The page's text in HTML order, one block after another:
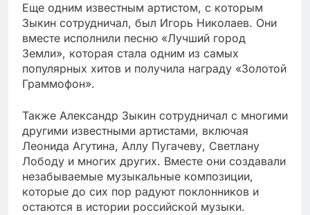
Еще одним известным артистом, с которым
Зыкин сотрудничал, был Игорь Николаев. Они
вместе исполнили песню «Лучший город
Земли», которая стала одним из самых
популярных хитов и получила награду «Золотой
Граммофон».
Также Александр Зыкин сотрудничал с многими
другими известными артистами, включая
Леонида Агутина, Аллу Пугачеву, Светлану
Лободу и многих других. Вместе они создавали
незабываемые музыкальные композиции,
которые до сих пор радуют поклонников и
остаются в истории российской музыки.